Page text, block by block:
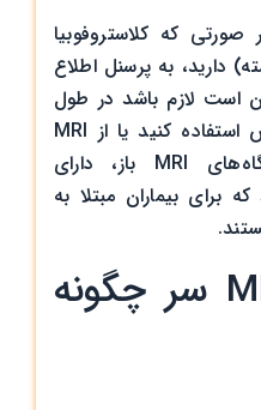
که کلاستروفوبیا
دارید، به پرسنل اطلاع
است لازم باشد در طول
معاینه از داروهای آرام بخش استفاده کنید یا از MRI
“باز” استفاده کنید. دستگاه‌های MRI باز، دارای
برای بیماران مبتلا به
روش انجام MRI سر چگونه